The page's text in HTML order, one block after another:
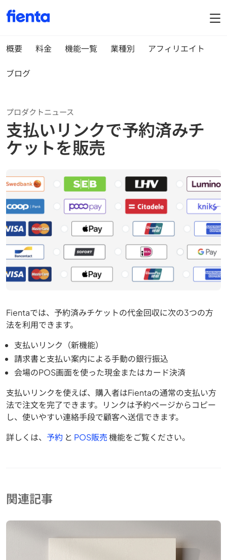
概要 料金 機能一覧 業種別 アフィリエイト
ブログ
プロダクトニュース
支払いリンクで予約済みチ
ケットを販売
Fientaでは、予約済みチケットの代金回収に次の3つの方
法を利用できます。
支払いリンク（新機能）
請求書と支払い案内による手動の銀行振込
会場のPOS画面を使った現金またはカード決済
支払いリンクを使えば、購入者はFientaの通常の支払い方
法で注文を完了できます。リンクは予約ページからコピー
し、使いやすい連絡手段で顧客へ送信できます。
詳しくは、 予約 と POS販売機能をご覧ください。
関連記事